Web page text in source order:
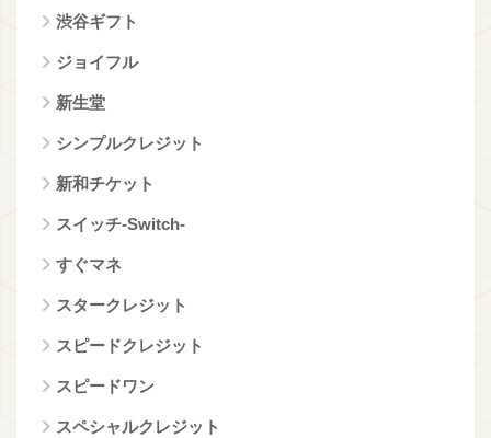
渋谷ギフト
ジョイフル
新生堂
シンプルクレジット
新和チケット
スイッチ‐Switch‐
すぐマネ
スタークレジット
スピードクレジット
スピードワン
スペシャルクレジット